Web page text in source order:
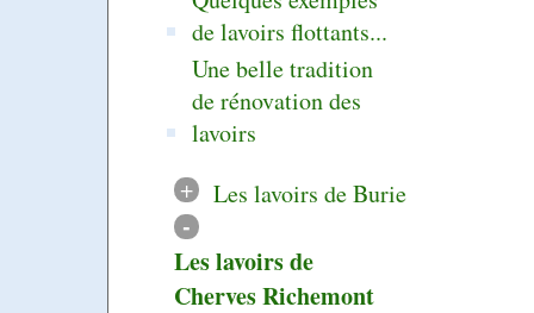
de lavoirs flottants...
Une belle tradition
de rénovation des
lavoirs
+
Les lavoirs de Burie
-
Les lavoirs de
Cherves Richemont